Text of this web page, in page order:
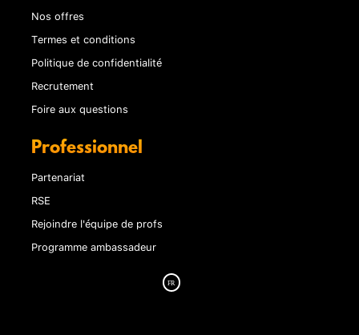
Nos offres
Termes et conditions
Politique de confidentialité
Recrutement
Foire aux questions
Professionnel
Partenariat
RSE
Rejoindre l'équipe de profs
Programme ambassadeur